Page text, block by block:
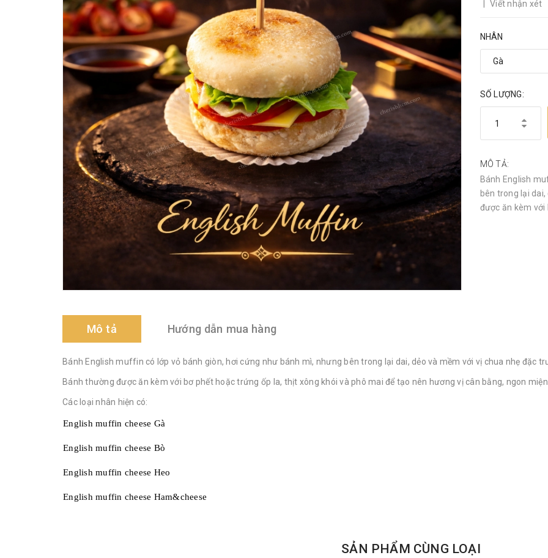
Viết nhận xét
NHÂN
SỐ LƯỢNG:
MÔ TẢ:
Bánh English
bên trong lại
được ăn kèm với
Mô tả Hướng dẫn mua hàng
Bánh English muffin có lớp vỏ bánh giòn, hơi cứng như bánh mì, nhưng bên trong lại dai, dẻo và mềm với vị chua nhẹ đặc
Bánh thường được ăn kèm với bơ phết hoặc trứng ốp la, thịt xông khói và phô mai để tạo nên hương vị cân bằng, ngon
Các loại nhân hiện có:
English muffin cheese Gà
English muffin cheese Bò
English muffin cheese Heo
English muffin cheese Ham&cheese
SẢN PHẨM CÙNG LOẠI